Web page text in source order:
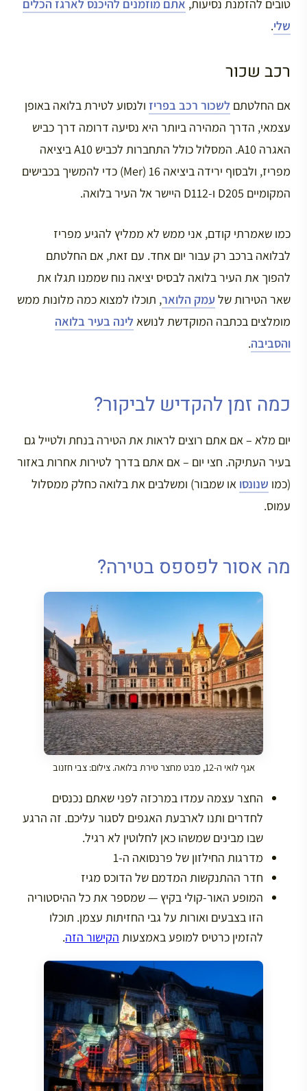
טובים להזמנת נסיעות, אתם מוזמנים להיכנס לארגז הכלים
שלי.
רכב שכור
אם החלטתם לשכור רכב בפריז ולנסוע לטירת בלואה באופן
עצמאי, הדרך המהירה ביותר היא נסיעה דרומה דרך כביש
האגרה A10. המסלול כולל התחברות לכביש A10 ביציאה
מפריז, ולבסוף ירידה ביציאה 16 (Mer) כדי להמשיך בכבישים
המקומיים D205 ו-D112 היישר אל העיר בלואה.
כמו שאמרתי קודם, אני ממש לא ממליץ להגיע מפריז
לבלואה ברכב רק עבור יום אחד. עם זאת, אם החלטתם
להפוך את העיר בלואה לבסיס יציאה נוח שממנו תגלו את
שאר הטירות של עמק הלואר, תוכלו למצוא כמה מלונות ממש
מומלצים בכתבה המוקדשת לנושא לינה בעיר בלואה
והסביבה.
כמה זמן להקדיש לביקור?
יום מלא – אם אתם רוצים לראות את הטירה בנחת ולטייל גם
בעיר העתיקה. חצי יום – אם אתם בדרך לטירות אחרות באזור
(כמו שנונסו או שמבור) ומשלבים את בלואה כחלק ממסלול
עמוס.
מה אסור לפספס בטירה?
אגף לואי ה-12, מבט מחצר טירת בלואה. צילום: צבי חזנוב
החצר עצמה עמדו במרכזה לפני שאתם נכנסים
לחדרים ותנו לארבעת האגפים לסגור עליכם. זה הרגע
שבו מבינים שמשהו כאן לחלוטין לא רגיל.
מדרגות החילזון של פרנסואה ה-1
חדר ההתנקשות המדמם של הדוכס מגיז
המופע האור-קולי בקיץ — שמספר את כל ההיסטוריה
הזו בצבעים ואורות על גבי החזיתות עצמן. תוכלו
להזמין כרטיס למופע באמצעות הקישור הזה.